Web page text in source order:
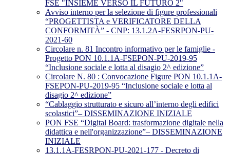
FSE "INSIEME VERSO IL FUTURO 2"
Avviso interno per la selezione di figure professionali
“PROGETTISTA e VERIFICATORE DELLA
CONFORMITÀ” - CNP: 13.1.2A-FESRPON-PU-
2021-60
Circolare n. 81 Incontro informativo per le famiglie -
Progetto PON 10.1.1A-FSEPON-PU-2019-95
“Inclusione sociale e lotta al disagio 2^ edizione”
Circolare N. 80 : Convocazione Figure PON 10.1.1A-
FSEPON-PU-2019-95 “Inclusione sociale e lotta al
disagio 2^ edizione”
“Cablaggio strutturato e sicuro all’interno degli edifici
scolastici”– DISSEMINAZIONE INIZIALE
PON FSE “Digital Board: trasformazione digitale nella
didattica e nell'organizzazione”– DISSEMINAZIONE
INIZIALE
13.1.1A-FESRPON-PU-2021-177 - Decreto di